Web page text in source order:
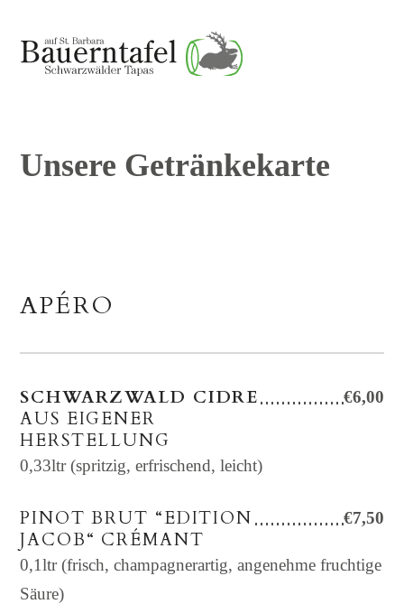
Unsere Getränkekarte
APÉRO
SCHWARZWALD CIDRE
AUS EIGENER
HERSTELLUNG
0,33ltr (spritzig, erfrischend, leicht)
€6,00
PINOT BRUT “EDITION
JACOB“ CRÉMANT
0,1ltr (frisch, champagnerartig, angenehme fruchtige
Säure)
€7,50